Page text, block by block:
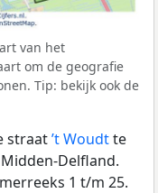
van het
om de geografie
Tip: bekijk ook de
straat’t Woudtte
Delfland.
1 t/m 25.